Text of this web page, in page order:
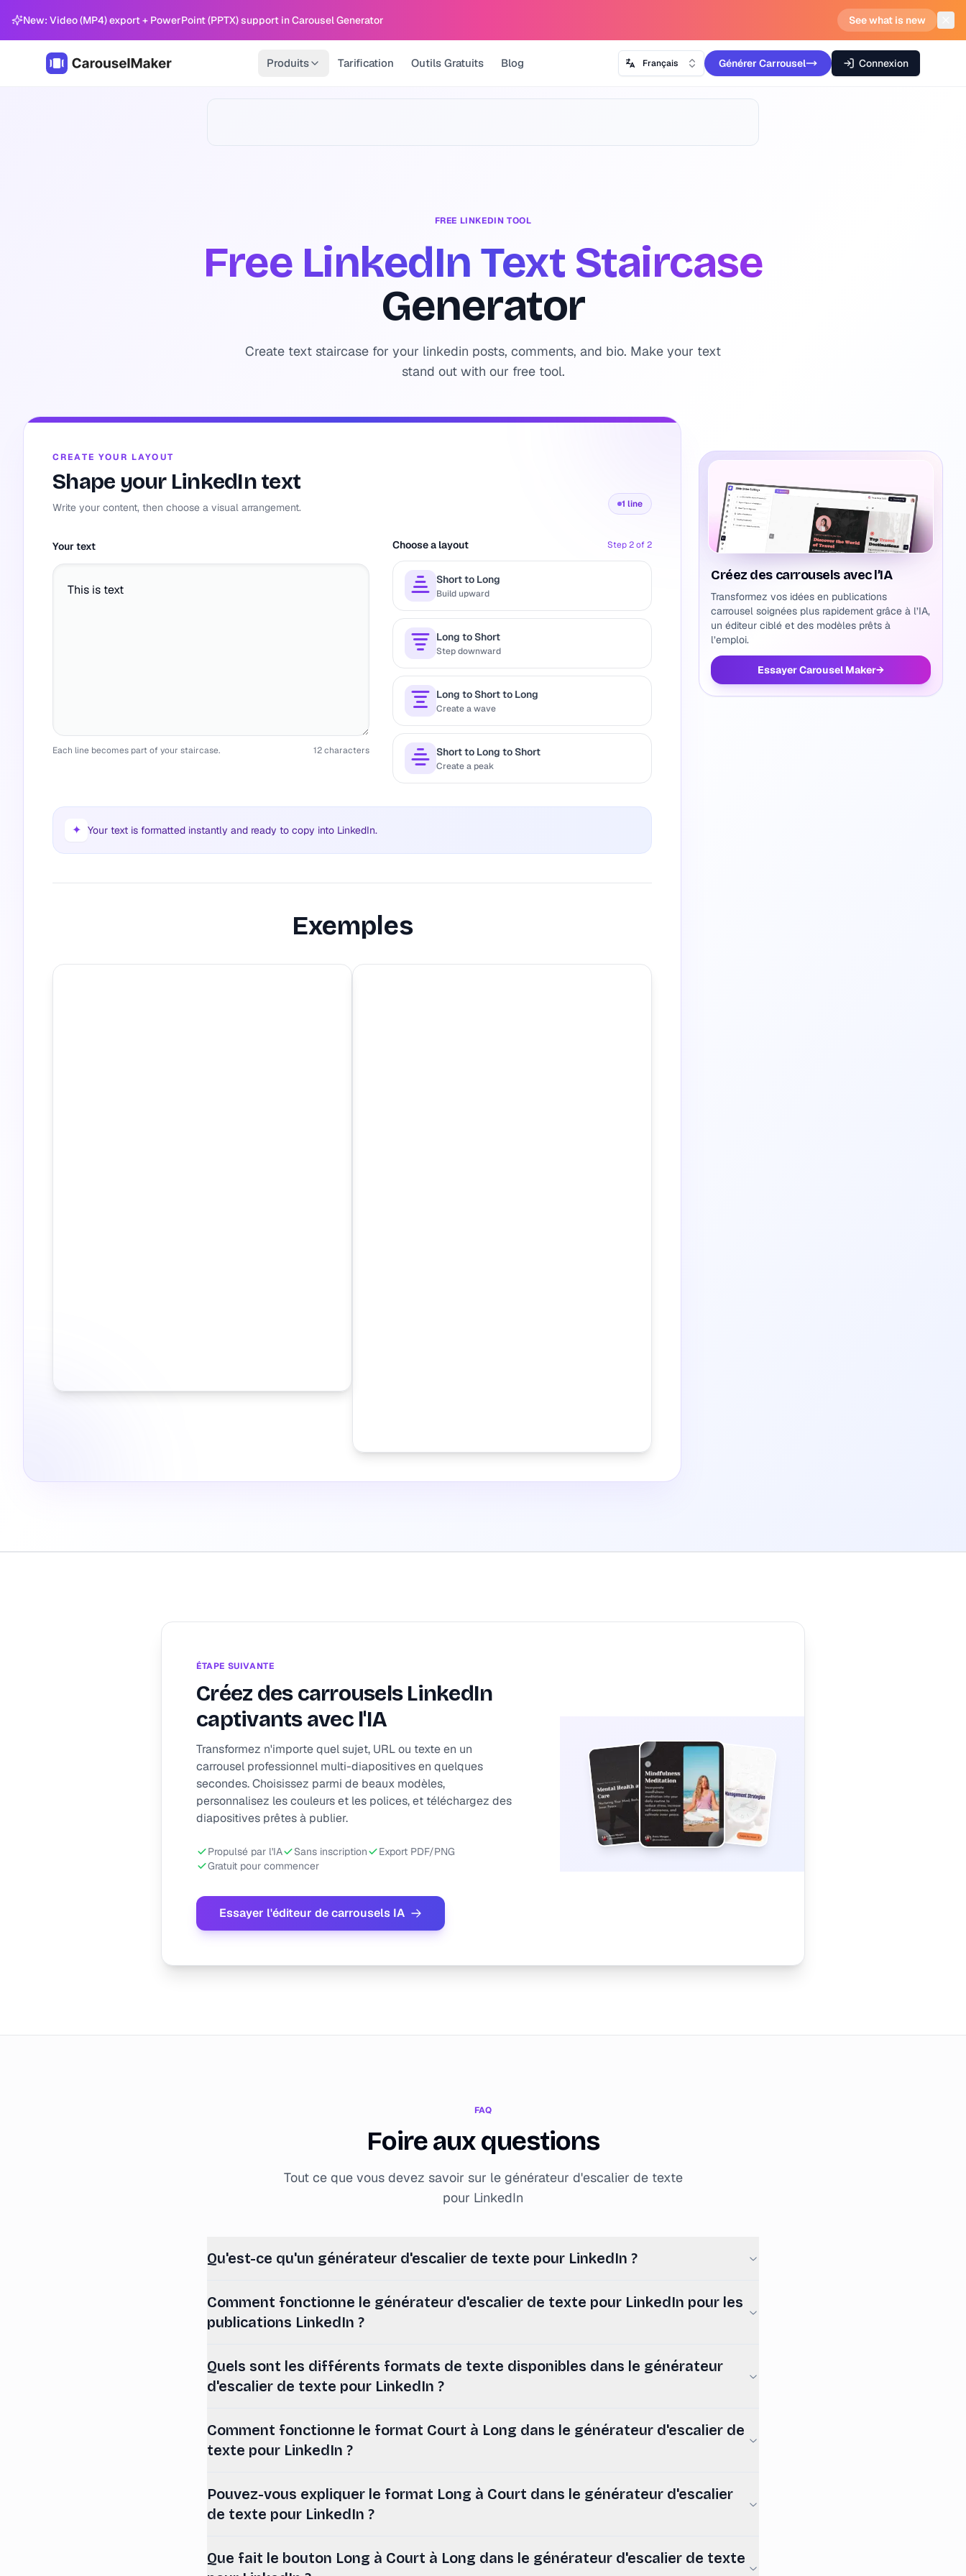
New: Video (MP4) export + PowerPoint (PPTX) support in Carousel Generator See what is new
Produits Tarification Outils Gratuits Blog Français GénérerCarrousel Connexion
FREE LINKEDIN TOOL
Free LinkedIn Text Staircase
Generator
Create text staircase for your linkedin posts, comments, and bio. Make your text
stand out with our free tool.
CREATE YOUR LAYOUT
Shape your LinkedIn text
Write your content, then choose a visual arrangement. 1 line
Your text
Each line becomes part of your staircase. 12characters
Choose a layout Step 2 of 2
Short to Long
Build upward
Long to Short
Step downward
Long to Short to Long
Create a wave
Short to Long to Short
Create a peak
✦ Your text is formatted instantly and ready to copy into LinkedIn.
Exemples
Créez des carrousels avec l’IA
Transformez vos idées en publications
carrousel soignées plus rapidement grâce à l’IA,
un éditeur ciblé et des modèles prêts à
l’emploi.
Essayer Carousel Maker→
ÉTAPE SUIVANTE
Créez des carrousels LinkedIn
captivants avec l'IA
Transformez n'importe quel sujet, URL ou texte en un
carrousel professionnel multi-diapositives en quelques
secondes. Choisissez parmi de beaux modèles,
personnalisez les couleurs et les polices, et téléchargez des
diapositives prêtes à publier.
Propulsé par l'IA Sans inscription
Export PDF/PNG
Gratuit pour commencer
Essayer l'éditeur de carrousels IA
FAQ
Foire aux questions
Tout ce que vous devez savoir sur le générateur d'escalier de texte
pour LinkedIn
Qu'est-ce qu'un générateur d'escalier de texte pour LinkedIn ?
Comment fonctionne le générateur d'escalier de texte pour LinkedIn pour les
publications LinkedIn ?
Quels sont les différents formats de texte disponibles dans le générateur
d'escalier de texte pour LinkedIn ?
Comment fonctionne le format Court à Long dans le générateur d'escalier de
texte pour LinkedIn ?
Pouvez-vous expliquer le format Long à Court dans le générateur d'escalier
de texte pour LinkedIn ?
Que fait le bouton Long à Court à Long dans le générateur d'escalier de texte